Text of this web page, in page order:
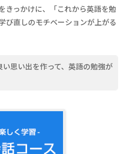
きっかけに、「これから英語を勉
び直しのモチベーションが上がる
い思い出を作って、英語の勉強が